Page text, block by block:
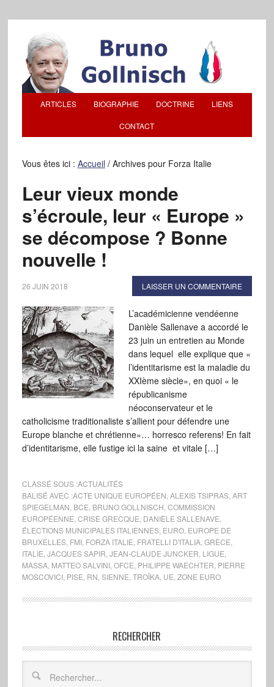
ARTICLES BIOGRAPHIE DOCTRINE LIENS
CONTACT
Vous êtes ici : Accueil /Archives pour Forza Italie
Leur vieux monde
s’écroule, leur « Europe »
se décompose ? Bonne
nouvelle !
26 JUIN 2018 LAISSER UN COMMENTAIRE
L’académicienne vendéenne
Danièle Sallenave a accordé le
23 juin un entretien au Monde
dans lequel elle explique que «
l’identitarisme est la maladie du
XXIème siècle», en quoi « le
républicanisme
néoconservateur et le
catholicisme traditionaliste s’allient pour défendre une
Europe blanche et chrétienne»… horresco referens! En fait
d’identitarisme, elle fustige ici la saine et vitale […]
CLASSÉ SOUS :ACTUALITÉS
BALISÉ AVEC :ACTE UNIQUE EUROPÉEN ALEXIS TSIPRAS, ART
SPIEGELMAN BCE BRUNO GOLLNISCH COMMISSION
EUROPÉENNE CRISE GRECQUE DANIÈLE SALLENAVE
ÉLECTIONS MUNICIPALES ITALIENNES, EURO, EUROPE DE
BRUXELLES, FMI, FORZA ITALIE FRATELLI D'ITALIA, GRÈCE
ITALIE JACQUES SAPIR JEAN-CLAUDE JUNCKER LIGUE
MASSA, MATTEO SALVINI, OFCE PHILIPPE WAECHTER PIERRE
MOSCOVICI, PISE RN SIENNE TROÏKA, UE ZONE EURO
RECHERCHER